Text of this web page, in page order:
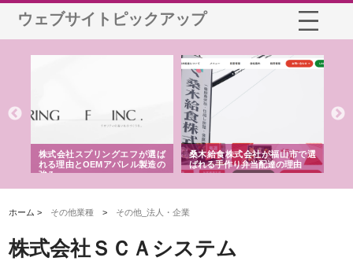
ウェブサイトピックアップ
株式会社スプリングエフが選ば
れる理由とOEMアパレル製造の
強み
桑木給食株式会社が福山市で選
ばれる手作り弁当配達の理由
ホーム > その他業種 > その他_法人・企業
株式会社ＳＣＡシステム